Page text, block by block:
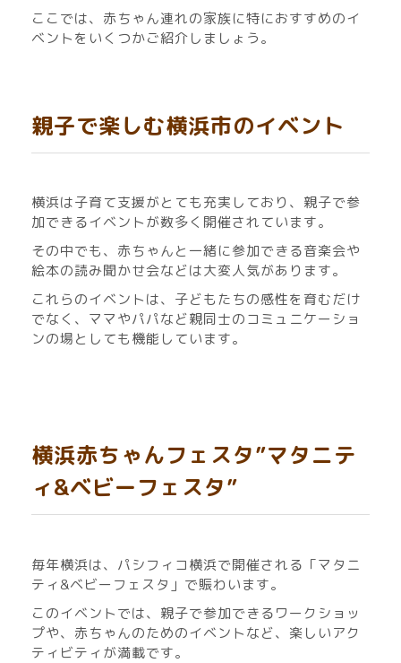
ここでは、赤ちゃん連れの家族に特におすすめのイ
ベントをいくつかご紹介しましょう。
親子で楽しむ横浜市のイベント
横浜は子育て支援がとても充実しており、親子で参
加できるイベントが数多く開催されています。
その中でも、赤ちゃんと一緒に参加できる音楽会や
絵本の読み聞かせ会などは大変人気があります。
これらのイベントは、子どもたちの感性を育むだけ
でなく、ママやパパなど親同士のコミュニケーショ
ンの場としても機能しています。
横浜赤ちゃんフェスタ”マタニテ
ィ&ベビーフェスタ”
毎年横浜は、パシフィコ横浜で開催される「マタニ
ティ&ベビーフェスタ」で賑わいます。
このイベントでは、親子で参加できるワークショッ
プや、赤ちゃんのためのイベントなど、楽しいアク
ティビティが満載です。